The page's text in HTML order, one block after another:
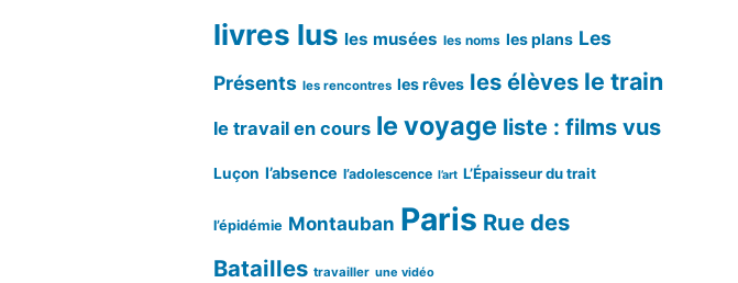
livres lus les musées les noms les plans Les
Présents les rencontres les rêves les élèves le train
le travail en cours le voyage liste : films vus
Luçon l’absence l’adolescence l’art L’Épaisseur du trait
l’épidémie Montauban Paris Rue des
Batailles travailler une vidéo